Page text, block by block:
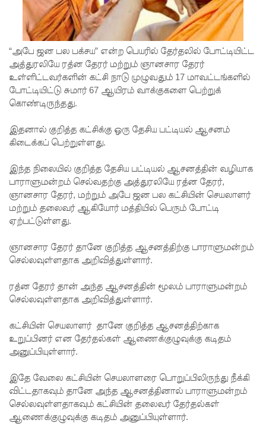
போன
வழக்கு
கோட்டாப
ய
ராஜபக்ச
29ஆம்
ளி மூலம்
சாட்சியம
நீதிமன்றம்
நேற்றைய
சிறை
மோதலில்
கைதி
ஒருவர்
பலி!
“அபே ஜன பல பக்சய” என்ற பெயரில் தேர்தலில் போட்டியிட்ட
அத்துரலியே ரத்ன தேரர் மற்றும் ஞானசார தேரர்
உள்ளிட்டவர்களின் கட்சி நாடு முழுவதும் 17 மாவட்டங்களில்
போட்டியிட்டு சுமார் 67 ஆயிரம் வாக்குகளை பெற்றுக்
கொண்டிருந்தது.
இதனால் குறித்த கட்சிக்கு ஒரு தேசிய பட்டியல் ஆசனம்
கிடைக்கப் பெற்றுள்ளது.
இந்த நிலையில் குறித்த தேசிய பட்டியல் ஆசனத்தின் வழியாக
பாராளுமன்றம் செல்வதற்கு அத்துரலியே ரத்ன தேரர்,
ஞானசார தேரர், மற்றும் அபே ஜன பல கட்சியின் செயலாளர்
மற்றும் தலைவர் ஆகியோர் மத்தியில் பெரும் போட்டி
ஏற்பட்டுள்ளது.
ஞானசார தேரர் தானே குறித்த ஆசனத்திற்கு பாராளுமன்றம்
செல்லவுள்ளதாக அறிவித்துள்ளார்.
ரத்ன தேரர் தான் அந்த ஆசனத்தின் மூலம் பாராளுமன்றம்
செல்லவுள்ளதாக அறிவித்துள்ளார்.
கட்சியின் செயலாளர் தானே குறித்த ஆசனத்திற்காக
உறுப்பினர் என தேர்தல்கள் ஆணைக்குழுவுக்கு கடிதம்
அனுப்பியுள்ளார்.
இதே வேலை கட்சியின் செயலாளரை பொறுப்பிலிருந்து நீக்கி
விட்டதாகவும் தானே அந்த ஆசனத்தினால் பாராளுமன்றம்
செல்லவுள்ளதாகவும் கட்சியின் தலைவர் தேர்தல்கள்
ஆணைக்குழுவுக்கு கடிதம் அனுப்பியுள்ளார்.